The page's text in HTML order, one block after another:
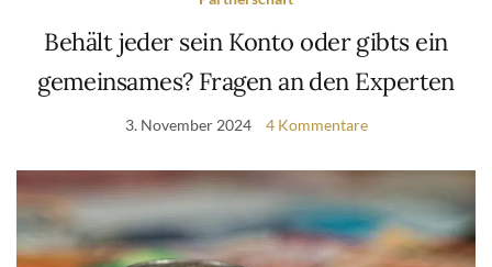
Behält jeder sein Konto oder gibts ein
gemeinsames? Fragen an den Experten
3. November 2024 4 Kommentare